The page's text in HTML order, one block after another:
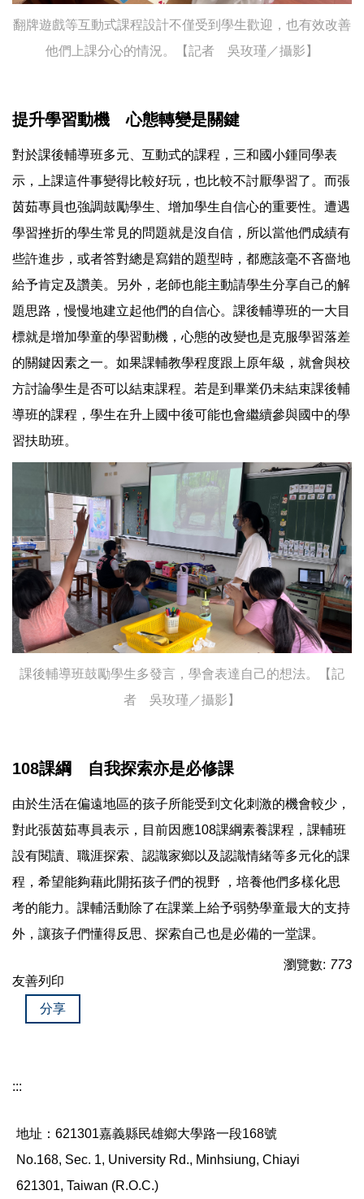
翻牌遊戲等互動式課程設計不僅受到學生歡迎，也有效改善
他們上課分心的情況。【記者 吳玫瑾／攝影】
提升學習動機 心態轉變是關鍵
對於課後輔導班多元、互動式的課程，三和國小鍾同學表
示，上課這件事變得比較好玩，也比較不討厭學習了。而張
茵茹專員也強調鼓勵學生、增加學生自信心的重要性。遭遇
學習挫折的學生常見的問題就是沒自信，所以當他們成績有
些許進步，或者答對總是寫錯的題型時，都應該毫不吝嗇地
給予肯定及讚美。另外，老師也能主動請學生分享自己的解
題思路，慢慢地建立起他們的自信心。課後輔導班的一大目
標就是增加學童的學習動機，心態的改變也是克服學習落差
的關鍵因素之一。如果課輔教學程度跟上原年級，就會與校
方討論學生是否可以結束課程。若是到畢業仍未結束課後輔
導班的課程，學生在升上國中後可能也會繼續參與國中的學
習扶助班。
課後輔導班鼓勵學生多發言，學會表達自己的想法。【記
者 吳玫瑾／攝影】
108課綱 自我探索亦是必修課
由於生活在偏遠地區的孩子所能受到文化刺激的機會較少，
對此張茵茹專員表示，目前因應108課綱素養課程，課輔班
設有閱讀、職涯探索、認識家鄉以及認識情緒等多元化的課
程，希望能夠藉此開拓孩子們的視野 ，培養他們多樣化思
考的能力。課輔活動除了在課業上給予弱勢學童最大的支持
外，讓孩子們懂得反思、探索自己也是必備的一堂課。
瀏覽數: 773
友善列印
分享
:::
地址：621301嘉義縣民雄鄉大學路一段168號
No.168, Sec. 1, University Rd., Minhsiung, Chiayi
621301, Taiwan (R.O.C.)